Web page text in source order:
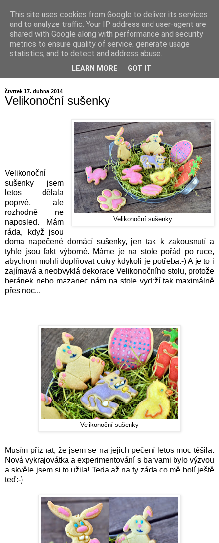
Voyage au pays de la
patisserie
...aneb ochutnávání všeho dobrého
čtvrtek 17. dubna 2014
Velikonoční sušenky
Velikonoční sušenky
Velikonoční
sušenky jsem
letos dělala
poprvé, ale
rozhodně ne
naposled. Mám
ráda, když jsou
doma napečené domácí sušenky, jen tak k zakousnutí a
tyhle jsou fakt výborné. Máme je na stole pořád po ruce,
abychom mohli doplňovat cukry kdykoli je potřeba:-) A je to i
zajímavá a neobvyklá dekorace Velikonočního stolu, protože
beránek nebo mazanec nám na stole vydrží tak maximálně
přes noc...
Velikonoční sušenky
Musím přiznat, že jsem se na jejich pečení letos moc těšila.
Nová vykrajovátka a experimentování s barvami bylo výzvou
a skvěle jsem si to užila! Teda až na ty záda co mě bolí ještě
teď:-)
This site uses cookies from Google to deliver its services
and to analyze traffic. Your IP address and user-agent are
shared with Google along with performance and security
metrics to ensure quality of service, generate usage
statistics, and to detect and address abuse.
LEARN MORE GOT IT